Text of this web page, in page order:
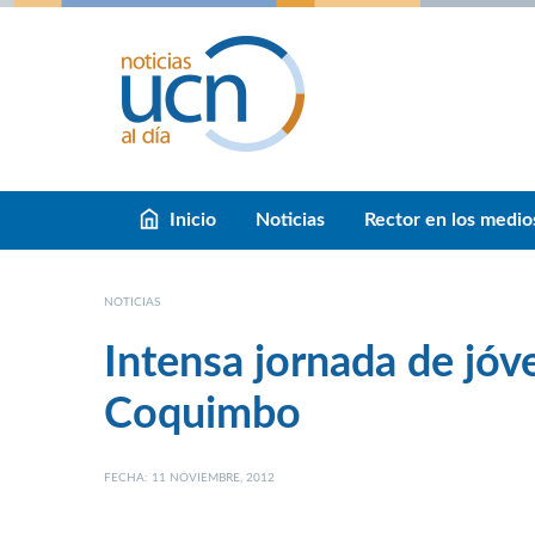
Inicio Noticias Rector en los
NOTICIAS
Intensa jornada de
Coquimbo
FECHA: 11 NOVIEMBRE, 2012